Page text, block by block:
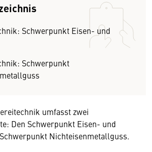
Schwerpunkt Eisen- und
Schwerpunkt
umfasst zwei
Den Schwerpunkt Eisen- und
Nichteisenmetallguss.